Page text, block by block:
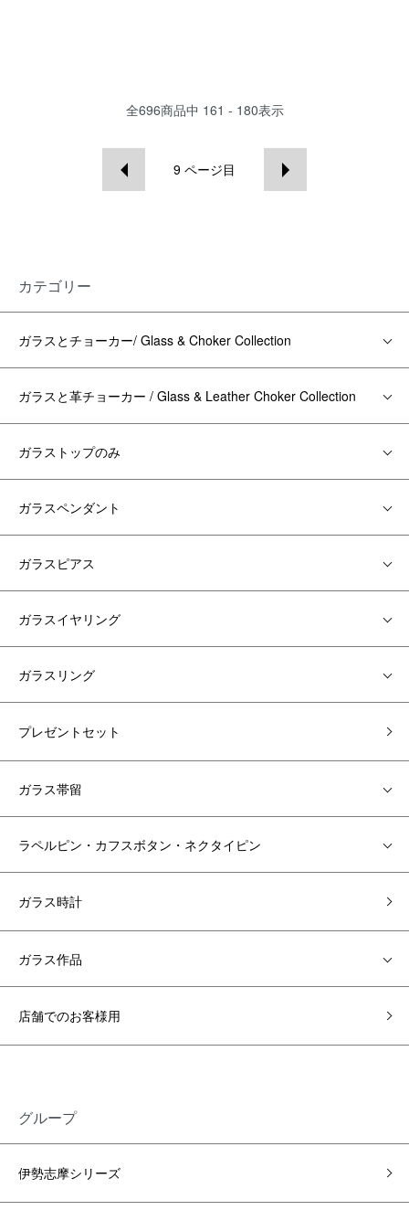
全696商品中 161 - 180表示
9 ページ目
カテゴリー
ガラスとチョーカー/ Glass & Choker Collection
ガラスと革チョーカー / Glass & Leather Choker Collection
ガラストップのみ
ガラスペンダント
ガラスピアス
ガラスイヤリング
ガラスリング
プレゼントセット
ガラス帯留
ラペルピン・カフスボタン・ネクタイピン
ガラス時計
ガラス作品
店舗でのお客様用
グループ
伊勢志摩シリーズ